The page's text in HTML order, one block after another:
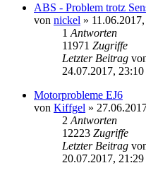
ABS - Problem trotz
von nickel »
1 Antworten
11971 Zugriffe
Letzter Beitrag
24.07.2017, 23:10
Motorprobleme EJ6
von Kiffgel »
2 Antworten
12223 Zugriffe
Letzter Beitrag
20.07.2017, 21:29